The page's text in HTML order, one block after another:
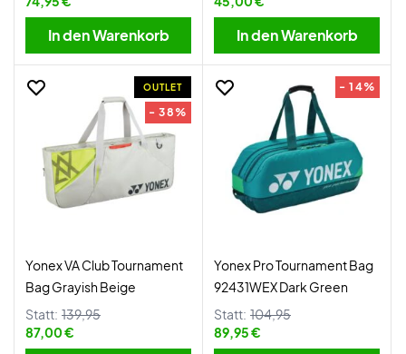
In den Warenkorb In den Warenkorb
OUTLET
- 38%
Yonex VA Club Tournament
Bag Grayish Beige
Statt: 139,95
87,00 €
- 14%
Yonex Pro Tournament Bag
92431WEX Dark Green
Statt: 104,95
89,95 €